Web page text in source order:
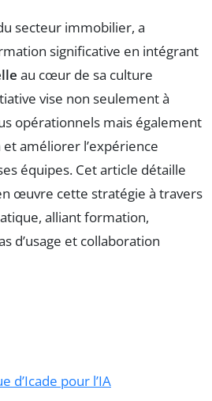
secteur immobilier, a
significative en intégrant
au cœur de sa culture
vise non seulement à
opérationnels mais également
améliorer l’expérience
équipes. Cet article détaille
œuvre cette stratégie à travers
alliant formation,
d’usage et collaboration
d’Icade pour l’IA